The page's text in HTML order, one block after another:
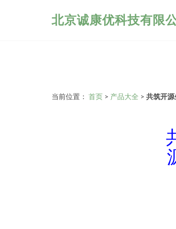
北京诚康优科技有限
当前位置： 首页 > 产品大全 > 共筑开